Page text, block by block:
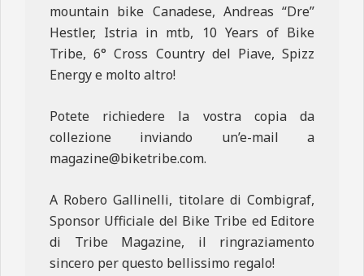
mountain bike Canadese, Andreas “Dre”
Hestler, Istria in mtb, 10 Years of Bike
Tribe, 6° Cross Country del Piave, Spizz
Energy e molto altro!
Potete richiedere la vostra copia da
collezione inviando un’e-mail a
magazine@biketribe.com.
A Robero Gallinelli, titolare di Combigraf,
Sponsor Ufficiale del Bike Tribe ed Editore
di Tribe Magazine, il ringraziamento
sincero per questo bellissimo regalo!